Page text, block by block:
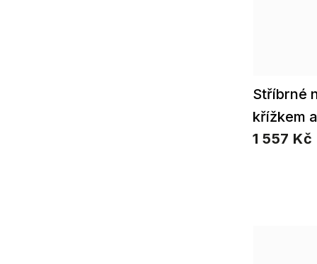
Stříbrné
křížkem
1 557 Kč